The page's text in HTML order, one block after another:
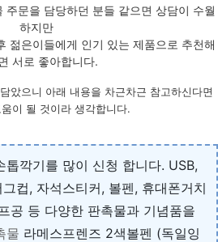
주문을 담당하던 분들 같으면 상담이 수월
하지만
젊은이들에게 인기 있는 제품으로 추천해
서로 좋아합니다.
았으니 아래 내용을 차근차근 참고하신다면
이 될 것이라 생각합니다.
톱깍기를 많이 신청 합니다. USB,
컵, 자석스티커, 볼펜, 휴대폰거치
공 등 다양한 판촉물과 기념품을
물 라메스프렌즈 2색볼펜 (독일잉